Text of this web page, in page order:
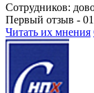
Сотрудников:
Первый отзыв -
Читать их мнения